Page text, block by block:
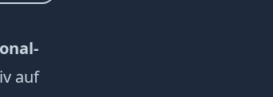
auf